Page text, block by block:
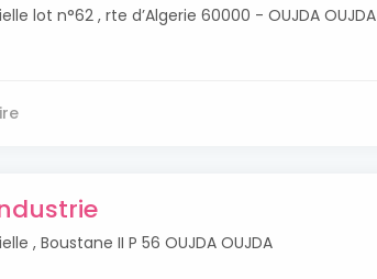
lot n°62 , rte d’Algerie 60000 - OUJDA OUJDA
, Boustane II P 56 OUJDA OUJDA